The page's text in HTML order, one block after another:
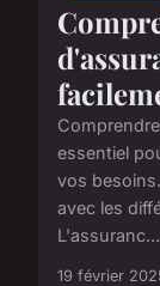
essentiel
vos
avec les
L'assuranc...
19 février